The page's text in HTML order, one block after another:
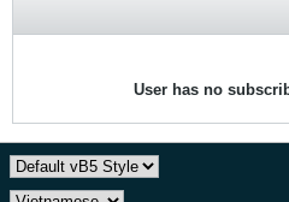
User has no